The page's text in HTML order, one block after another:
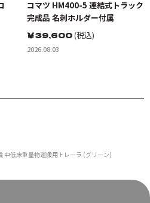
コマツ HM400-5 連結式トラック
完成品 名刺ホルダー付属
￥39,600(税込)
2026.08.03
中低床重量物運搬用トレーラ (グリーン)